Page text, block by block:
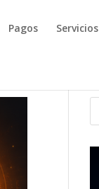
Pagos Servicios